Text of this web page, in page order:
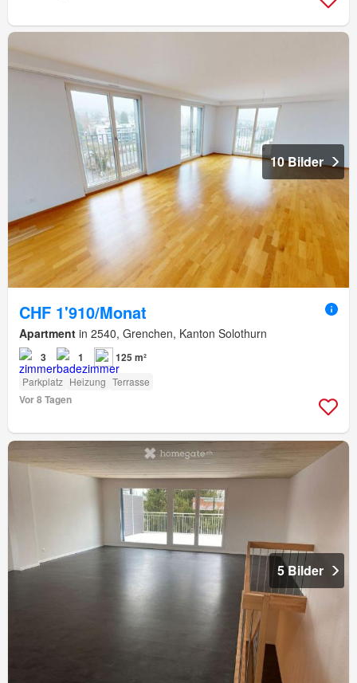
10 Bilder
CHF 1'910/Monat
Apartment in 2540, Grenchen, Kanton Solothurn
3 1 125 m²
Parkplatz Heizung Terrasse
Vor 8 Tagen
5 Bilder